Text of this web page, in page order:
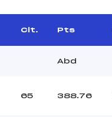
Clt. Pts
Abd
65 388.76